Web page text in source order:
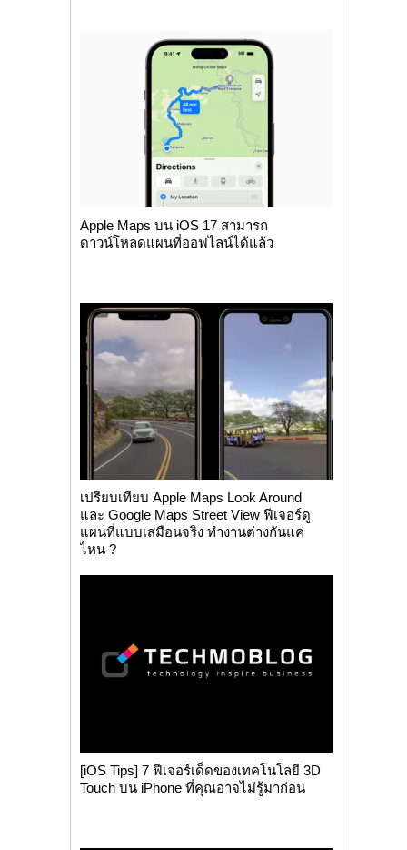
Apple Maps บน iOS 17 สามารถ
ดาวน์โหลดแผนที่ออฟไลน์ได้แล้ว
เปรียบเทียบ Apple Maps Look Around
และ Google Maps Street View ฟีเจอร์ดู
แผนที่แบบเสมือนจริง ทำงานต่างกันแค่
ไหน ?
[iOS Tips] 7 ฟีเจอร์เด็ดของเทคโนโลยี 3D
Touch บน iPhone ที่คุณอาจไม่รู้มาก่อน